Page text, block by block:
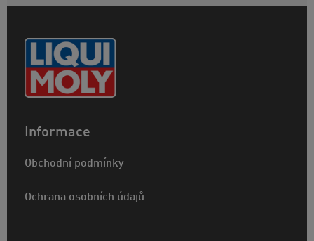
Informace
Obchodní podmínky
Ochrana osobních údajů